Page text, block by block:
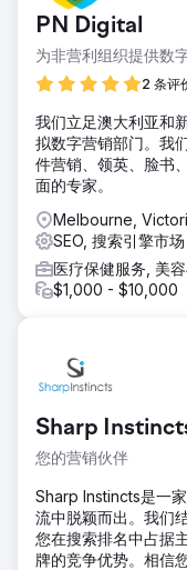
PN Digital
为非营利组织提供数
2 条评
我们立足澳大利亚和
拟数字营销部门。我
件营销、领英、脸书
面的专家。
Melbourne,
SEO, 搜索引擎市场
医疗保健服务, 美
$1,000 - $10,000
Sharp
您的营销伙伴
Sharp Instincts是一
流中脱颖而出。我们
您在搜索排名中占据
牌的竞争优势。相信